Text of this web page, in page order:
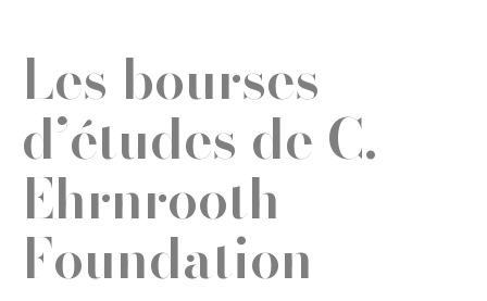
Les bourses
d’études de C.
Ehrnrooth
Foundation